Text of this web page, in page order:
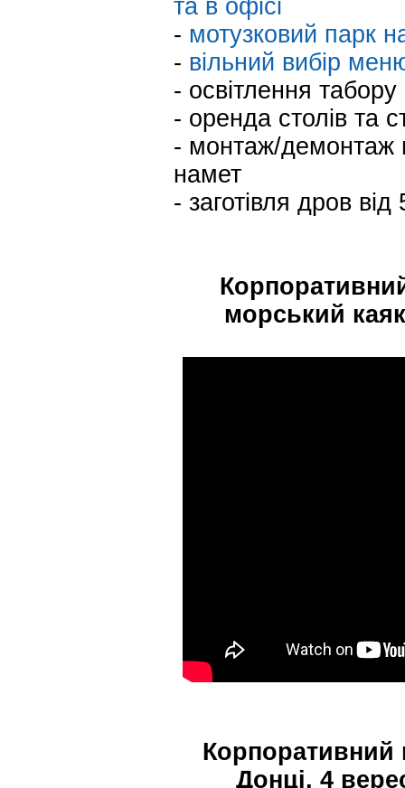
та в офісі
- мотузковий парк
- вільний вибір
- освітлення табору
- оренда столів та
- монтаж/демонтаж
намет
- заготівля дров від
морський
Корпоративний
Донці, 4